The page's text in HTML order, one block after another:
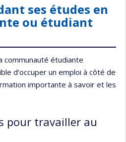
ses études en
ou étudiant
communauté étudiante
d’occuper un emploi à côté de
importante à savoir et les
pour travailler au